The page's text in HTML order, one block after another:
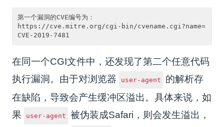
第一个漏洞的CVE编号为：
https://cve.mitre.org/cgi-bin/cvename.cgi?name=
在同一个CGI文件中，还发现了第二个任意代码
执行漏洞。由于对浏览器
user-agent
的解析存
在缺陷，导致会产生缓冲区溢出。具体来说，如
果
user-agent
被伪装成Safari，则会发生溢出，